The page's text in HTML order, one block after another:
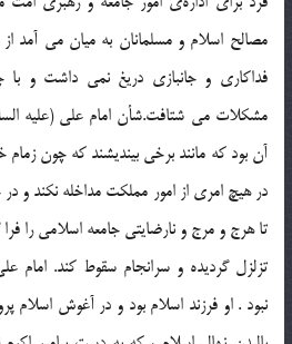
مصالح اسلام و مسلمانان به ميان مي
فداكاري و جانبازي دريغ نمي داشت و با
مشكلات مي شتافت.شأن امام علي (علیه
آن بود كه مانند برخي بينديشند كه چون زمام
در هيچ امري از امور مملكت مداخله نكند و
تا هرج و مرج و نارضايتي جامعه اسلامي را
تزلزل گرديده و سرانجام سقوط كند. امام
نبود . او فرزند اسلام بود و در آغوش اسلام